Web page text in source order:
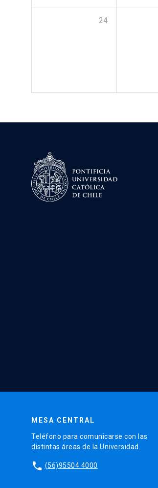
24
MESA CENTRAL
Teléfono para comunicarse con las
distintas áreas de la Universidad.
phone (56)95504 4000